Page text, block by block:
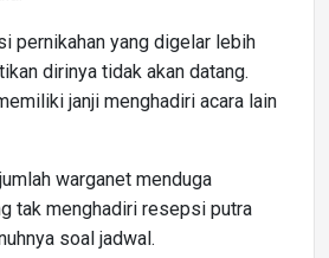
pernikahan yang digelar lebih
dirinya tidak akan datang.
janji menghadiri acara lain
warganet menduga
tak menghadiri resepsi putra
soal jadwal.